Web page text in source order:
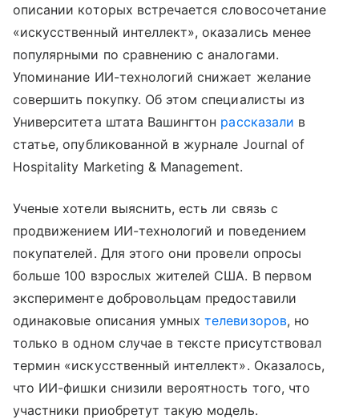
описании которых встречается словосочетание
«искусственный интеллект», оказались менее
популярными по сравнению с аналогами.
Упоминание ИИ-технологий снижает желание
совершить покупку. Об этом специалисты из
Университета штата Вашингтон рассказали в
статье, опубликованной в журнале Journal of
Hospitality Marketing & Management.
Ученые хотели выяснить, есть ли связь с
продвижением ИИ-технологий и поведением
покупателей. Для этого они провели опросы
больше 100 взрослых жителей США. В первом
эксперименте добровольцам предоставили
одинаковые описания умныхтелевизоров, но
только в одном случае в тексте присутствовал
термин «искусственный интеллект». Оказалось,
что ИИ-фишки снизили вероятность того, что
участники приобретут такую модель.